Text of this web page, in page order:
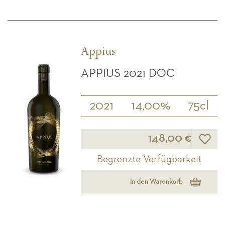
Appius
APPIUS 2021 DOC
2021 14,00% 75cl
148,00 €
Begrenzte Verfügbarkeit
In den Warenkorb